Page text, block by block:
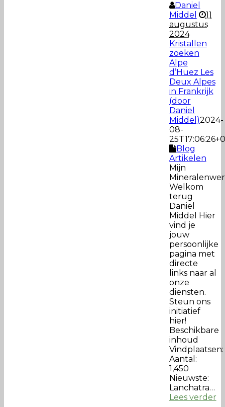
Daniel
Middel
11
augustus
2024
Kristallen
zoeken
Alpe
d’Huez Les
Deux Alpes
in Frankrijk
(door
Daniel
Middel)2024-
08-
Blog
Artikelen
Mijn
Welkom
terug
Daniel
Middel Hier
vind je
jouw
persoonlijke
pagina met
directe
links naar al
onze
diensten.
Steun ons
initiatief
hier!
Beschikbare
inhoud
Vindplaatsen:
Aantal:
1,450
Nieuwste:
Lanchatra…
Lees verder